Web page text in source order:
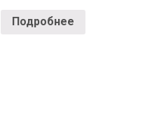
Подробнее